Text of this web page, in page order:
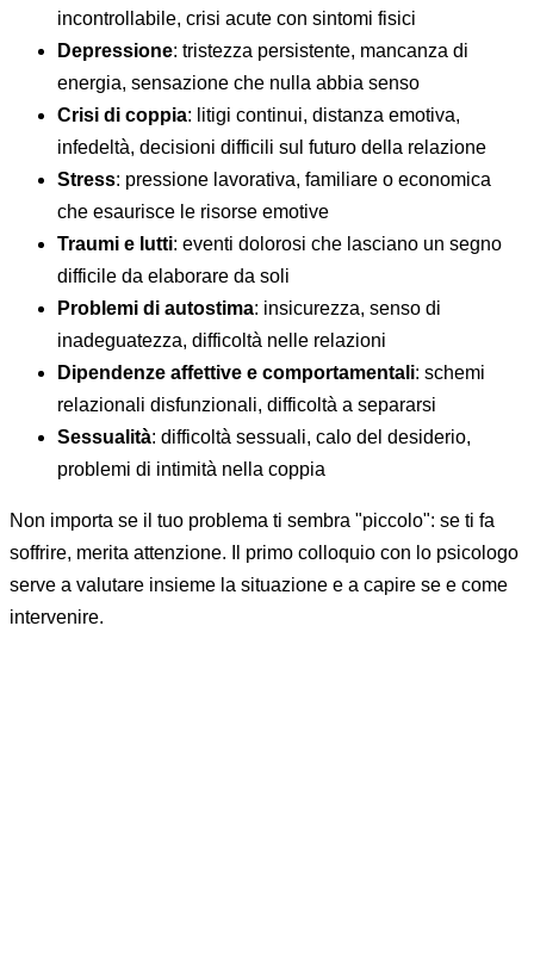
incontrollabile, crisi acute con sintomi fisici
Depressione: tristezza persistente, mancanza di
energia, sensazione che nulla abbia senso
Crisi di coppia: litigi continui, distanza emotiva,
infedeltà, decisioni difficili sul futuro della relazione
Stress: pressione lavorativa, familiare o economica
che esaurisce le risorse emotive
Traumi e lutti: eventi dolorosi che lasciano un segno
difficile da elaborare da soli
Problemi di autostima: insicurezza, senso di
inadeguatezza, difficoltà nelle relazioni
Dipendenze affettive e comportamentali: schemi
relazionali disfunzionali, difficoltà a separarsi
Sessualità: difficoltà sessuali, calo del desiderio,
problemi di intimità nella coppia
Non importa se il tuo problema ti sembra "piccolo": se ti fa
soffrire, merita attenzione. Il primo colloquio con lo psicologo
serve a valutare insieme la situazione e a capire se e come
intervenire.